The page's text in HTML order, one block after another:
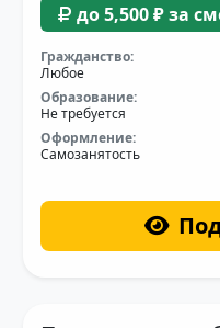
до 5,500 ₽ за
Гражданство:
Любое
Образование:
Не требуется
Оформление:
Самозанятость